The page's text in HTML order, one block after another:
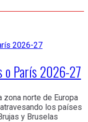
o París 2026-27
zona norte de Europa
los países
y Bruselas